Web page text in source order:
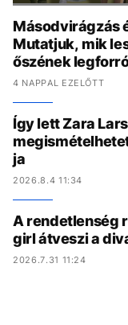
Másodvirágzás
Mutatjuk, mik
őszének
4 NAPPAL EZELŐTT
Így lett Zara
ja
2026.8.4 11:34
A rendetlenség
girl átveszi a
2026.7.31 11:24